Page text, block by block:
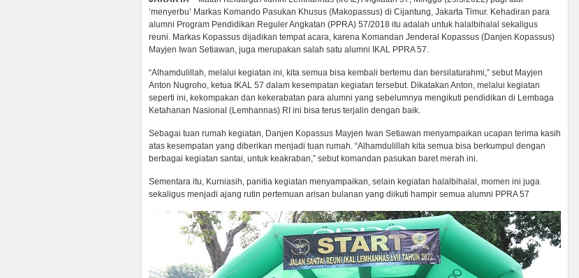
‘menyerbu’ Markas Komando Pasukan Khusus (Makopassus) di Cijantung, Jakarta Timur. Kehadiran para
alumni Program Pendidikan Reguler Angkatan (PPRA) 57/2018 itu adalah untuk halalbihalal sekaligus
reuni. Markas Kopassus dijadikan tempat acara, karena Komandan Jenderal Kopassus (Danjen Kopassus)
Mayjen Iwan Setiawan, juga merupakan salah satu alumni IKAL PPRA 57.
“Alhamdulillah, melalui kegiatan ini, kita semua bisa kembali bertemu dan bersilaturahmi,” sebut Mayjen
Anton Nugroho, ketua IKAL 57 dalam kesempatan kegiatan tersebut. Dikatakan Anton, melalui kegiatan
seperti ini, kekompakan dan kekerabatan para alumni yang sebelumnya mengikuti pendidikan di Lembaga
Ketahanan Nasional (Lemhannas) RI ini bisa terus terjalin dengan baik.
Sebagai tuan rumah kegiatan, Danjen Kopassus Mayjen Iwan Setiawan menyampaikan ucapan terima kasih
atas kesempatan yang diberikan menjadi tuan rumah. “Alhamdulillah kita semua bisa berkumpul dengan
berbagai kegiatan santai, untuk keakraban,” sebut komandan pasukan baret merah ini.
Sementara itu, Kurniasih, panitia kegiatan menyampaikan, selain kegiatan halalbihalal, momen ini juga
sekaligus menjadi ajang rutin pertemuan arisan bulanan yang diikuti hampir semua alumni PPRA 57